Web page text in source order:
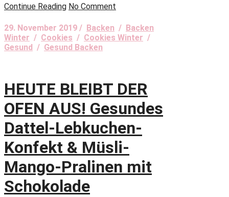
Continue Reading No Comment
29. November 2019 / Backen / Backen
Winter / Cookies / Cookies Winter /
Gesund / Gesund Backen
HEUTE BLEIBT DER
OFEN AUS! Gesundes
Dattel-Lebkuchen-
Konfekt & Müsli-
Mango-Pralinen mit
Schokolade